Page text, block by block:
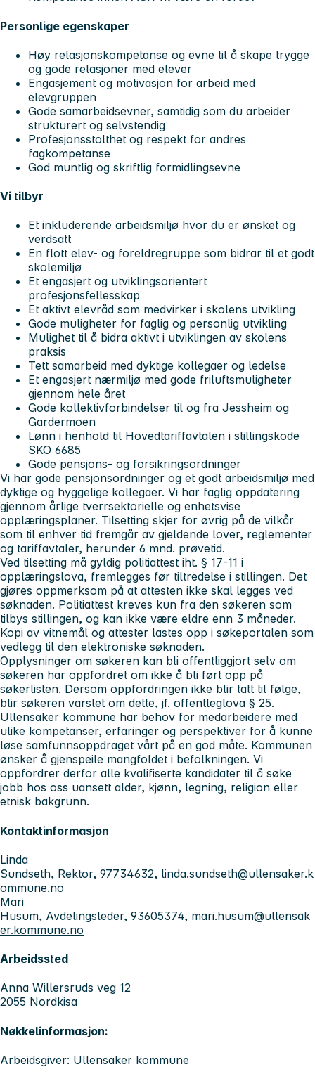
Personlige egenskaper
Høy relasjonskompetanse og evne til å skape trygge
og gode relasjoner med elever
Engasjement og motivasjon for arbeid med
elevgruppen
Gode samarbeidsevner, samtidig som du arbeider
strukturert og selvstendig
Profesjonsstolthet og respekt for andres
fagkompetanse
God muntlig og skriftlig formidlingsevne
Vi tilbyr
Et inkluderende arbeidsmiljø hvor du er ønsket og
verdsatt
En flott elev- og foreldregruppe som bidrar til et godt
skolemiljø
Et engasjert og utviklingsorientert
profesjonsfellesskap
Et aktivt elevråd som medvirker i skolens utvikling
Gode muligheter for faglig og personlig utvikling
Mulighet til å bidra aktivt i utviklingen av skolens
praksis
Tett samarbeid med dyktige kollegaer og ledelse
Et engasjert nærmiljø med gode friluftsmuligheter
gjennom hele året
Gode kollektivforbindelser til og fra Jessheim og
Gardermoen
Lønn i henhold til Hovedtariffavtalen i stillingskode
SKO 6685
Gode pensjons- og forsikringsordninger
Vi har gode pensjonsordninger og et godt arbeidsmiljø med
dyktige og hyggelige kollegaer. Vi har faglig oppdatering
gjennom årlige tverrsektorielle og enhetsvise
opplæringsplaner. Tilsetting skjer for øvrig på de vilkår
som til enhver tid fremgår av gjeldende lover, reglementer
og tariffavtaler, herunder 6 mnd. prøvetid.
Ved tilsetting må gyldig politiattest iht. § 17-11 i
opplæringslova, fremlegges før tiltredelse i stillingen. Det
gjøres oppmerksom på at attesten ikke skal legges ved
søknaden. Politiattest kreves kun fra den søkeren som
tilbys stillingen, og kan ikke være eldre enn 3 måneder.
Kopi av vitnemål og attester lastes opp i søkeportalen som
vedlegg til den elektroniske søknaden.
Opplysninger om søkeren kan bli offentliggjort selv om
søkeren har oppfordret om ikke å bli ført opp på
søkerlisten. Dersom oppfordringen ikke blir tatt til følge,
blir søkeren varslet om dette, jf. offentleglova § 25.
Ullensaker kommune har behov for medarbeidere med
ulike kompetanser, erfaringer og perspektiver for å kunne
løse samfunnsoppdraget vårt på en god måte. Kommunen
ønsker å gjenspeile mangfoldet i befolkningen. Vi
oppfordrer derfor alle kvalifiserte kandidater til å søke
jobb hos oss uansett alder, kjønn, legning, religion eller
etnisk bakgrunn.
Kontaktinformasjon
Linda
Sundseth, Rektor, 97734632, linda.sundseth@ullensaker.k
ommune.no
Mari
Husum, Avdelingsleder, 93605374, mari.husum@ullensak
er.kommune.no
Arbeidssted
Anna Willersruds veg 12
2055 Nordkisa
Nøkkelinformasjon:
Arbeidsgiver: Ullensaker kommune